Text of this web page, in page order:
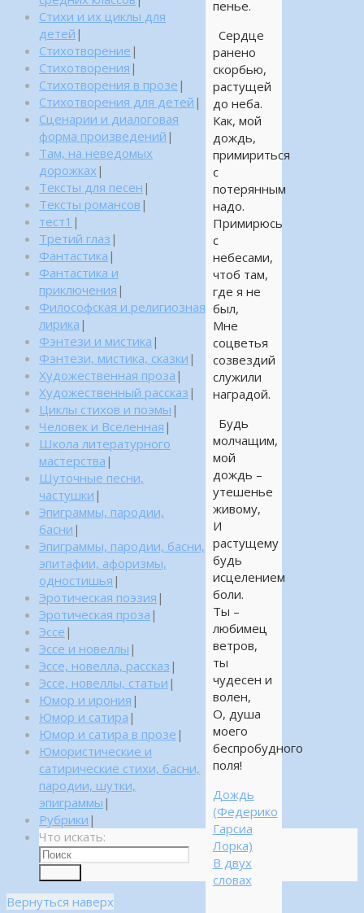
пенье.
Сердце
ранено
скорбью,
растущей
до неба.
Как, мой
дождь,
примириться
с
потерянным
надо.
Примирюсь
с
небесами,
чтоб там,
где я не
был,
Мне
соцветья
созвездий
служили
наградой.
Будь
молчащим,
мой
дождь –
утешенье
живому,
И
растущему
будь
исцелением
боли.
Ты –
любимец
ветров,
ты
чудесен и
волен,
О, душа
моего
беспробудного
поля!
Дождь
(Федерико
Гарсиа
Лорка)
В двух
словах
Стихи и их циклы для
детей |
Стихотворение |
Стихотворения |
Стихотворения в прозе |
Стихотворения для детей |
Сценарии и диалоговая
форма произведений |
Там, на неведомых
дорожках |
Тексты для песен |
Тексты романсов |
тест1 |
Третий глаз |
Фантастика |
Фантастика и
приключения |
Философская и религиозная
лирика |
Фэнтези и мистика |
Фэнтези, мистика, сказки |
Художественная проза |
Художественный рассказ |
Циклы стихов и поэмы |
Человек и Вселенная |
Школа литературного
мастерства |
Шуточные песни,
частушки |
Эпиграммы, пародии,
басни |
Эпиграммы, пародии, басни,
эпитафии, афоризмы,
одностишья |
Эротическая поэзия |
Эротическая проза |
Эссе |
Эссе и новеллы |
Эссе, новелла, рассказ |
Эссе, новеллы, статьи |
Юмор и ирония |
Юмор и сатира |
Юмор и сатира в прозе |
Юмористические и
сатирические стихи, басни,
пародии, шутки,
эпиграммы |
Рубрики |
Что искать:
Вернуться наверх